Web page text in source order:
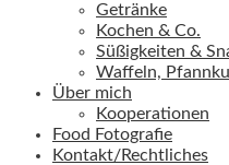
Getränke
Kochen & Co.
Süßigkeiten &
Waffeln,
Über mich
Kooperationen
Food Fotografie
Kontakt/Rechtliches